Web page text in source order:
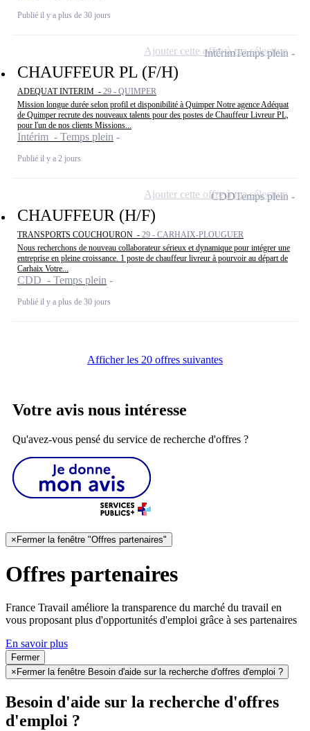
Publié il y a plus de 30 jours
CHAUFFEUR PL (F/H)
ADEQUAT INTERIM - 29 - QUIMPER
Mission longue durée selon profil et disponibilité à Quimper Notre agence Adéquat
de Quimper recrute des nouveaux talents pour des postes de Chauffeur Livreur PL,
pour l'un de nos clients Missions...
Intérim - Temps plein
Publié il y a 2 jours
IntérimTemps plein
Ajouter cette offre à ma sélection
CHAUFFEUR (H/F)
TRANSPORTS COUCHOURON - 29 - CARHAIX-PLOUGUER
Nous recherchons de nouveau collaborateur sérieux et dynamique pour intégrer une
entreprise en pleine croissance. 1 poste de chauffeur livreur à pourvoir au départ de
Carhaix Votre...
CDD - Temps plein
Publié il y a plus de 30 jours
CDDTemps plein
Ajouter cette offre à ma sélection
Afficher les 20 offres suivantes
Votre avis nous intéresse
Qu'avez-vous pensé du service de recherche d'offres ?
×Fermer la fenêtre "Offres partenaires"
Offres partenaires
France Travail améliore la transparence du marché du travail en
vous proposant plus d'opportunités d'emploi grâce à ses partenaires
En savoir plus
Fermer
× Fermer la fenêtre Besoin d'aide sur la recherche d'offres d'emploi ?
Besoin d'aide sur la recherche d'offres
d'emploi ?